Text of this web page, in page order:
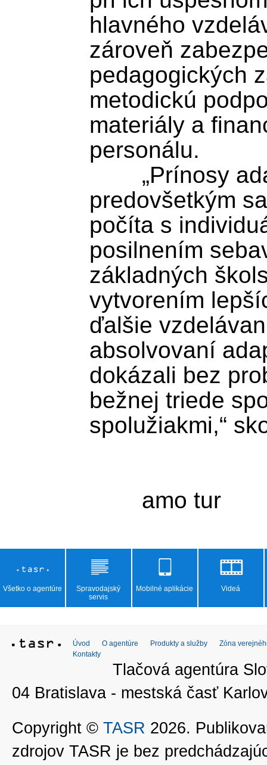
hlavného
zároveň
pedagogických
metodickú
materiály a
personálu.
predovšetkým
počíta s
posilnením
základných
vytvorením
ďalšie
absolvovaní
dokázali bez
bežnej triede
spolužiakmi,“
Všetko o agentúre
Spravodajský
servis
Mobilné aplikácie Videá
Úvod O agentúre Produkty a služby
Zóna
Kontakty
Tlačová agentúra
04 Bratislava - mestská časť
Copyright © TASR 2026.
zdrojov TASR je bez